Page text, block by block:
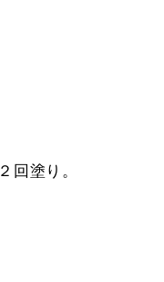
回塗り。